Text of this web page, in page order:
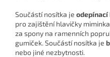
Součástí nosítka je odepínací
pro zajištění hlavičky
za spony na ramenních
gumiček. Součástí nosítka je
nebo jiné nezbytnosti.